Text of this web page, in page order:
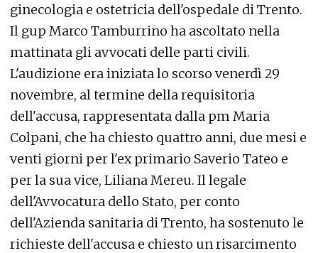
ginecologia e ostetricia dell'ospedale di Trento.
Il gup Marco Tamburrino ha ascoltato nella
mattinata gli avvocati delle parti civili.
L'audizione era iniziata lo scorso venerdì 29
novembre, al termine della requisitoria
dell'accusa, rappresentata dalla pm Maria
Colpani, che ha chiesto quattro anni, due mesi e
venti giorni per l'ex primario Saverio Tateo e
per la sua vice, Liliana Mereu. Il legale
dell'Avvocatura dello Stato, per conto
dell'Azienda sanitaria di Trento, ha sostenuto le
richieste dell'accusa e chiesto un risarcimento